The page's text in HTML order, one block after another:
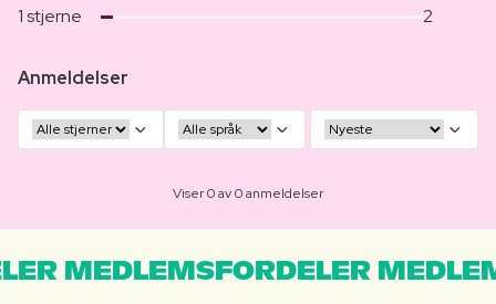
1 stjerne
2
Anmeldelser
Viser 0 av 0 anmeldelser
MEDLEMSFORDELER